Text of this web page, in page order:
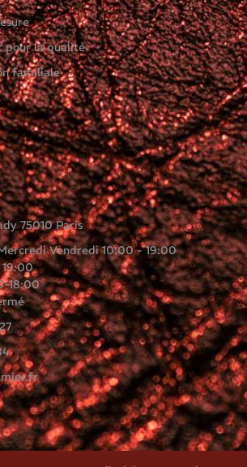
pour la qualité
familiale
75010 Paris
Vendredi 10:00 - 19:00
18:00